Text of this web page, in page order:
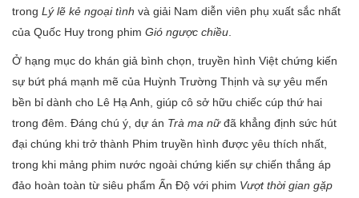
trong Lý lẽ kẻ ngoại tình và giải Nam diễn viên phụ xuất sắc nhất
của Quốc Huy trong phim Gió ngược chiều
Ở hạng mục do khán giả bình chọn, truyền hình Việt chứng kiến
sự bứt phá mạnh mẽ của Huỳnh Trường Thịnh và sự yêu mến
bền bỉ dành cho Lê Hạ Anh, giúp cô sở hữu chiếc cúp thứ hai
trong đêm. Đáng chú ý, dự án Trà ma nữđã khẳng định sức hút
đại chúng khi trở thành Phim truyền hình được yêu thích nhất,
trong khi mảng phim nước ngoài chứng kiến sự chiến thắng áp
đảo hoàn toàn từ siêu phẩm Ấn Độ với phim Vượt thời gian gặp